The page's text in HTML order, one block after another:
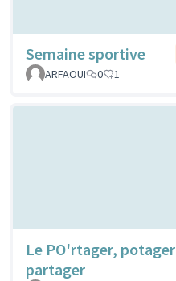
Semaine sportive
ARFAOUI
0 1
Le PO'rtager, potager
partager